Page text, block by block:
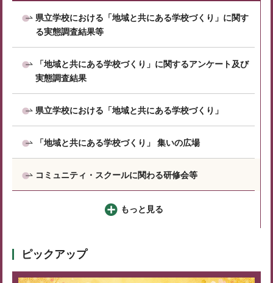
県立学校における「地域と共にある学校づくり」に関す
る実態調査結果等
「地域と共にある学校づくり」に関するアンケート及び
実態調査結果
県立学校における「地域と共にある学校づくり」
「地域と共にある学校づくり」 集いの広場
コミュニティ・スクールに関わる研修会等
もっと見る
ピックアップ